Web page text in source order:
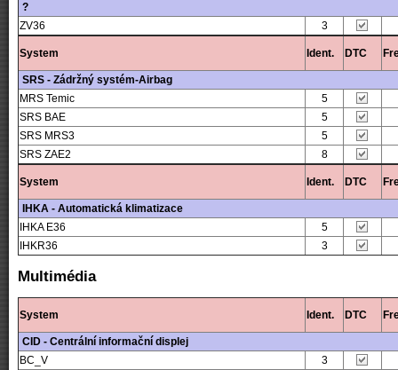
?
ZV36
3
System Ident. DTC
SRS - Zádržný systém-Airbag
MRS Temic
5
SRS BAE
5
SRS MRS3
5
SRS ZAE2
8
System Ident. DTC
IHKA - Automatická klimatizace
IHKA E36
5
IHKR36
3
Multimédia
System Ident. DTC
CID - Centrální informační displej
BC_V
3